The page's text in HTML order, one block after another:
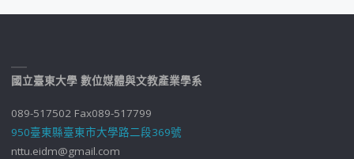
國立臺東大學 數位媒體與文教產業學系
089-517502 Fax089-517799
950臺東縣臺東市大學路二段369號
nttu.eidm@gmail.com